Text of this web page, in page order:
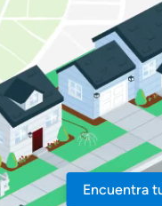
Encuentra